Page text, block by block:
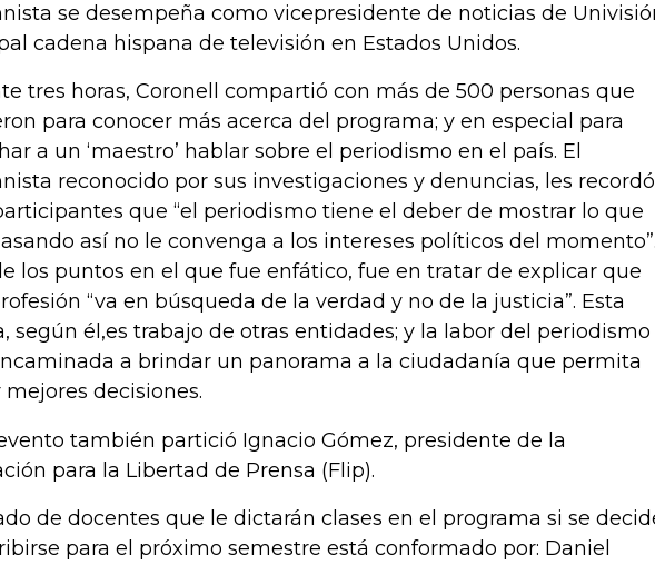
se desempeña como vicepresidente de noticias de
cadena hispana de televisión en Estados Unidos.
tres horas, Coronell compartió con más de 500 personas que
para conocer más acerca del programa; y en especial para
a un ‘maestro’ hablar sobre el periodismo en el país. El
reconocido por sus investigaciones y denuncias, les recordó
que “el periodismo tiene el deber de mostrar lo que
así no le convenga a los intereses políticos del momento”.
los puntos en el que fue enfático, fue en tratar de explicar que
“va en búsqueda de la verdad y no de la justicia”. Esta
según él,es trabajo de otras entidades; y la labor del periodismo
a brindar un panorama a la ciudadanía que permita
decisiones.
también partició Ignacio Gómez, presidente de la
para la Libertad de Prensa (Flip).
de docentes que le dictarán clases en el programa si se
para el próximo semestre está conformado por: Daniel